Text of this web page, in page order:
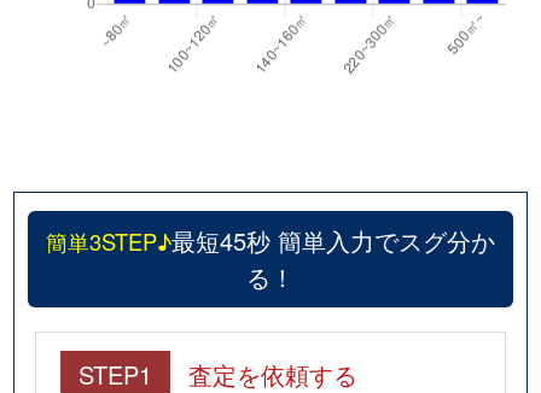
簡単3STEP♪最短45秒 簡単入力でスグ分か
る！
STEP1 査定を依頼する